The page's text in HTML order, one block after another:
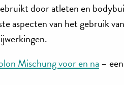
door atleten en
aspecten van het gebruik
Mischung voor en na –